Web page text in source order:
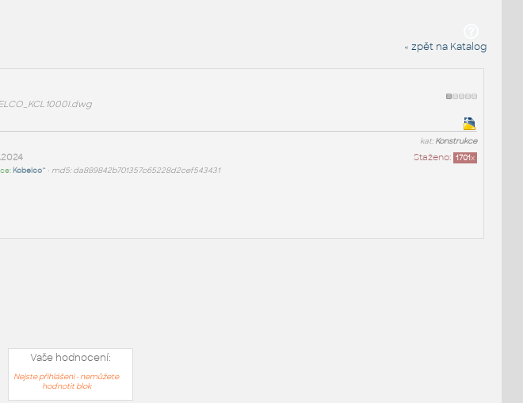
« zpět na Katalog
kat:Konstrukce
Staženo: 1701x
Kobelco^ • md5: da889842b701357c65228d2cef543431
Vaše hodnocení:
Nejste přihlášeni - nemůžete
hodnotit blok